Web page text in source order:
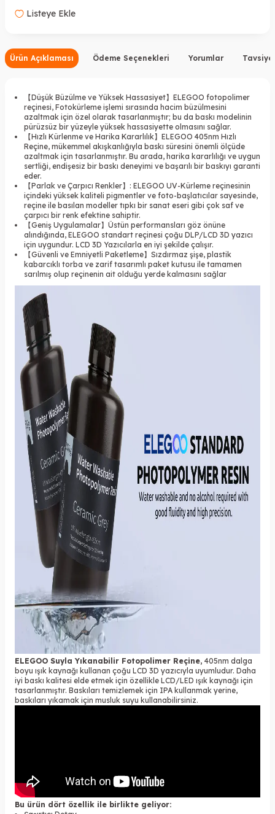
Listeye Ekle
Ürün Açıklaması Ödeme Seçenekleri Yorumlar Tavsiye
【Düşük Büzülme ve Yüksek Hassasiyet】ELEGOO fotopolimer
reçinesi, Fotokürleme işlemi sırasında hacim büzülmesini
azaltmak için özel olarak tasarlanmıştır; bu da baskı modelinin
pürüzsüz bir yüzeyle yüksek hassasiyette olmasını sağlar.
【Hızlı Kürlenme ve Harika Kararlılık】ELEGOO 405nm Hızlı
Reçine, mükemmel akışkanlığıyla baskı süresini önemli ölçüde
azaltmak için tasarlanmıştır. Bu arada, harika kararlılığı ve uygun
sertliği, endişesiz bir baskı deneyimi ve başarılı bir baskıyı garanti
eder.
【Parlak ve Çarpıcı Renkler】: ELEGOO UV-Kürleme reçinesinin
içindeki yüksek kaliteli pigmentler ve foto-başlatıcılar sayesinde,
reçine ile basılan modeller tıpkı bir sanat eseri gibi çok saf ve
çarpıcı bir renk efektine sahiptir.
【Geniş Uygulamalar】Üstün performansları göz önüne
alındığında, ELEGOO standart reçinesi çoğu DLP/LCD 3D yazıcı
için uygundur. LCD 3D Yazıcılarla en iyi şekilde çalışır.
【Güvenli ve Emniyetli Paketleme】Sızdırmaz şişe, plastik
kabarcıklı torba ve zarif tasarımlı paket kutusu ile tamamen
sarılmış olup reçinenin ait olduğu yerde kalmasını sağlar
ELEGOO Suyla Yıkanabilir Fotopolimer Reçine, 405nm dalga
boyu ışık kaynağı kullanan çoğu LCD 3D yazıcıyla uyumludur. Daha
iyi baskı kalitesi elde etmek için özellikle LCD/LED ışık kaynağı için
tasarlanmıştır. Baskıları temizlemek için IPA kullanmak yerine,
baskıları yıkamak için musluk suyu kullanabilirsiniz.
Bu ürün dört özellik ile birlikte geliyor: